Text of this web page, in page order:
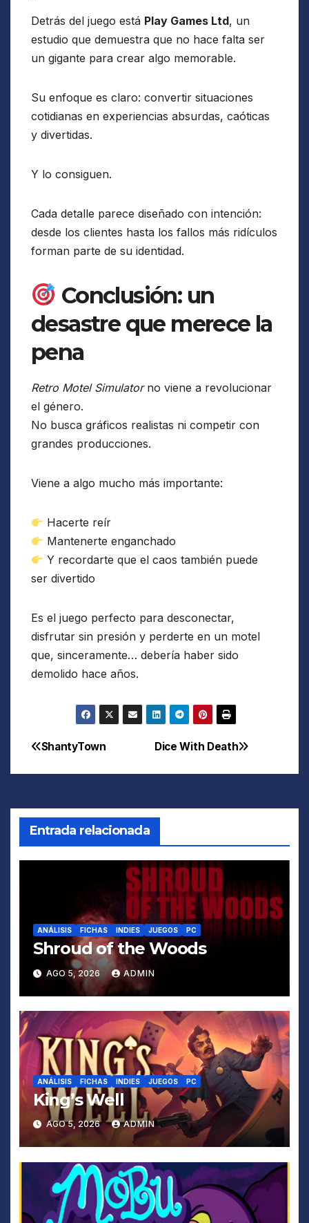
Detrás del juego está Play Games Ltd, un
estudio que demuestra que no hace falta ser
un gigante para crear algo memorable.
Su enfoque es claro: convertir situaciones
cotidianas en experiencias absurdas, caóticas
y divertidas.
Y lo consiguen.
Cada detalle parece diseñado con intención:
desde los clientes hasta los fallos más ridículos
forman parte de su identidad.
Conclusión: un
desastre que merece la
pena
Retro Motel Simulatorno viene a revolucionar
el género.
No busca gráficos realistas ni competir con
grandes producciones.
Viene a algo mucho más importante:
Hacerte reír
Mantenerte enganchado
Y recordarte que el caos también puede
ser divertido
Es el juego perfecto para desconectar,
disfrutar sin presión y perderte en un motel
que, sinceramente… debería haber sido
demolido hace años.
Navegación
de
entradas
Dice With Death
ShantyTown
Entrada relacionada
ANÁLISIS FICHAS INDIES JUEGOS PC
Shroud of the Woods
AGO 5, 2026 ADMIN
ANÁLISIS FICHAS INDIES JUEGOS PC
King’s Well
AGO 5, 2026 ADMIN